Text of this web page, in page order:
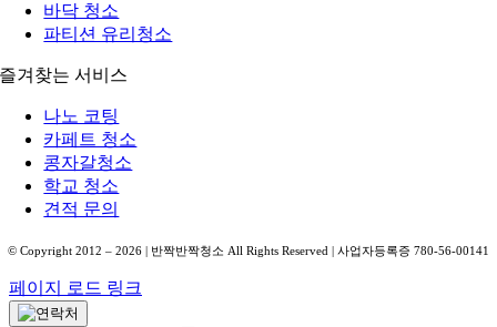
바닥 청소
파티션 유리청소
즐겨찾는 서비스
나노 코팅
카페트 청소
콩자갈청소
학교 청소
견적 문의
© Copyright 2012 – 2026 | 반짝반짝청소 All Rights Reserved | 사업자등록증 780-56-00141
페이지 로드 링크